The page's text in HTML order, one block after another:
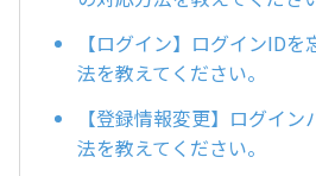
【ログイン】ログインID
法を教えてください。
【登録情報変更】ログイ
法を教えてください。